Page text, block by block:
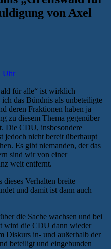
von Axel
Uhr
für alle“ ist wirklich
das Bündnis als unbeteiligte
deren Fraktionen haben ja
zu diesem Thema gegenüber
Die CDU, insbesondere
jedoch nicht bereit überhaupt
Es gibt niemanden, der das
sind wir von einer
weit entfernt.
dieses Verhalten breite
und damit ist dann auch
die Sache wachsen und bei
wird die CDU dann wieder
Diskurs in- und außerhalb der
beteiligt und eingebunden